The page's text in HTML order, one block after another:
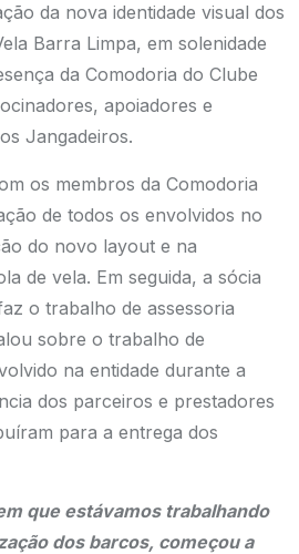
da nova identidade visual dos
Barra Limpa, em solenidade
da Comodoria do Clube
apoiadores e
Jangadeiros.
os membros da Comodoria
de todos os envolvidos no
do novo layout e na
de vela. Em seguida, a sócia
o trabalho de assessoria
sobre o trabalho de
na entidade durante a
dos parceiros e prestadores
para a entrega dos
que estávamos trabalhando
dos barcos, começou a